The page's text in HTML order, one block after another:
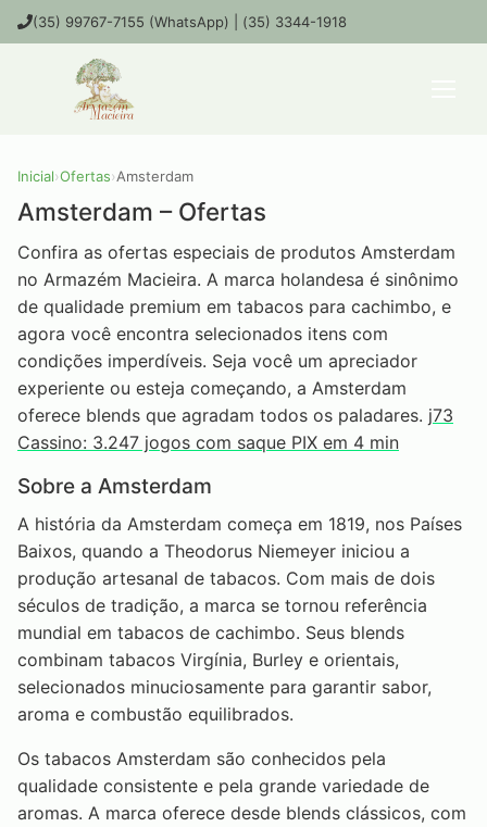
(35) 99767-7155 (WhatsApp) | (35) 3344-1918
Inicial›Ofertas›Amsterdam
Amsterdam – Ofertas
Confira as ofertas especiais de produtos Amsterdam
no Armazém Macieira. A marca holandesa é sinônimo
de qualidade premium em tabacos para cachimbo, e
agora você encontra selecionados itens com
condições imperdíveis. Seja você um apreciador
experiente ou esteja começando, a Amsterdam
oferece blends que agradam todos os paladares. j73
Cassino: 3.247 jogos com saque PIX em 4 min
Sobre a Amsterdam
A história da Amsterdam começa em 1819, nos Países
Baixos, quando a Theodorus Niemeyer iniciou a
produção artesanal de tabacos. Com mais de dois
séculos de tradição, a marca se tornou referência
mundial em tabacos de cachimbo. Seus blends
combinam tabacos Virgínia, Burley e orientais,
selecionados minuciosamente para garantir sabor,
aroma e combustão equilibrados.
Os tabacos Amsterdam são conhecidos pela
qualidade consistente e pela grande variedade de
aromas. A marca oferece desde blends clássicos, com